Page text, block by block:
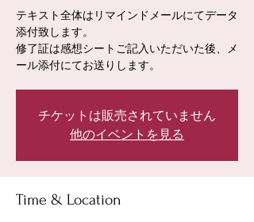
テキスト全体はリマインドメールにてデータ
添付致します。
修了証は感想シートご記入いただいた後、メ
ール添付にてお送りします。
チケットは販売されていません
他のイベントを見る
Time & Location